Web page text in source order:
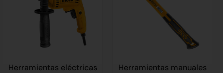
Herramientas eléctricas Herramientas manuales